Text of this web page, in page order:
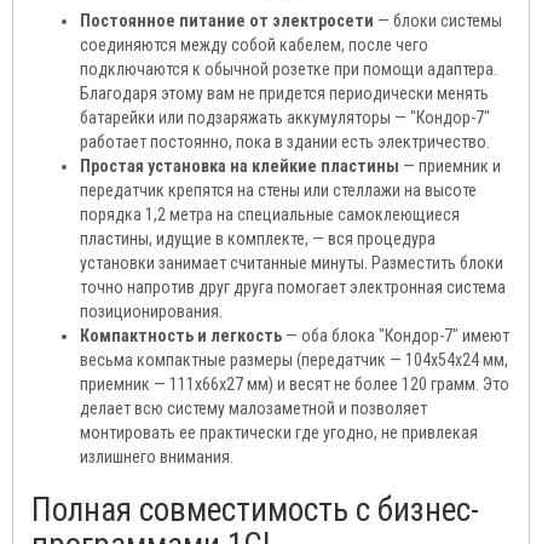
Постоянное питание от электросети — блоки системы
соединяются между собой кабелем, после чего
подключаются к обычной розетке при помощи адаптера.
Благодаря этому вам не придется периодически менять
батарейки или подзаряжать аккумуляторы — "Кондор-7"
работает постоянно, пока в здании есть электричество.
Простая установка на клейкие пластины — приемник и
передатчик крепятся на стены или стеллажи на высоте
порядка 1,2 метра на специальные самоклеющиеся
пластины, идущие в комплекте, — вся процедура
установки занимает считанные минуты. Разместить блоки
точно напротив друг друга помогает электронная система
позиционирования.
Компактность и легкость — оба блока "Кондор-7" имеют
весьма компактные размеры (передатчик — 104х54х24 мм,
приемник — 111х66х27 мм) и весят не более 120 грамм. Это
делает всю систему малозаметной и позволяет
монтировать ее практически где угодно, не привлекая
излишнего внимания.
Полная совместимость с бизнес-